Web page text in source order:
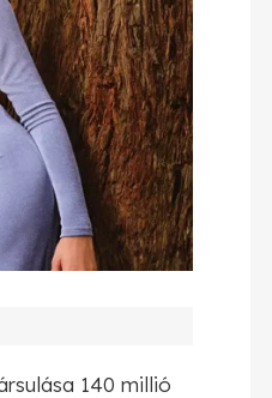
140 millió